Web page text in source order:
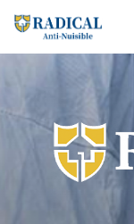
au
contenu
principal